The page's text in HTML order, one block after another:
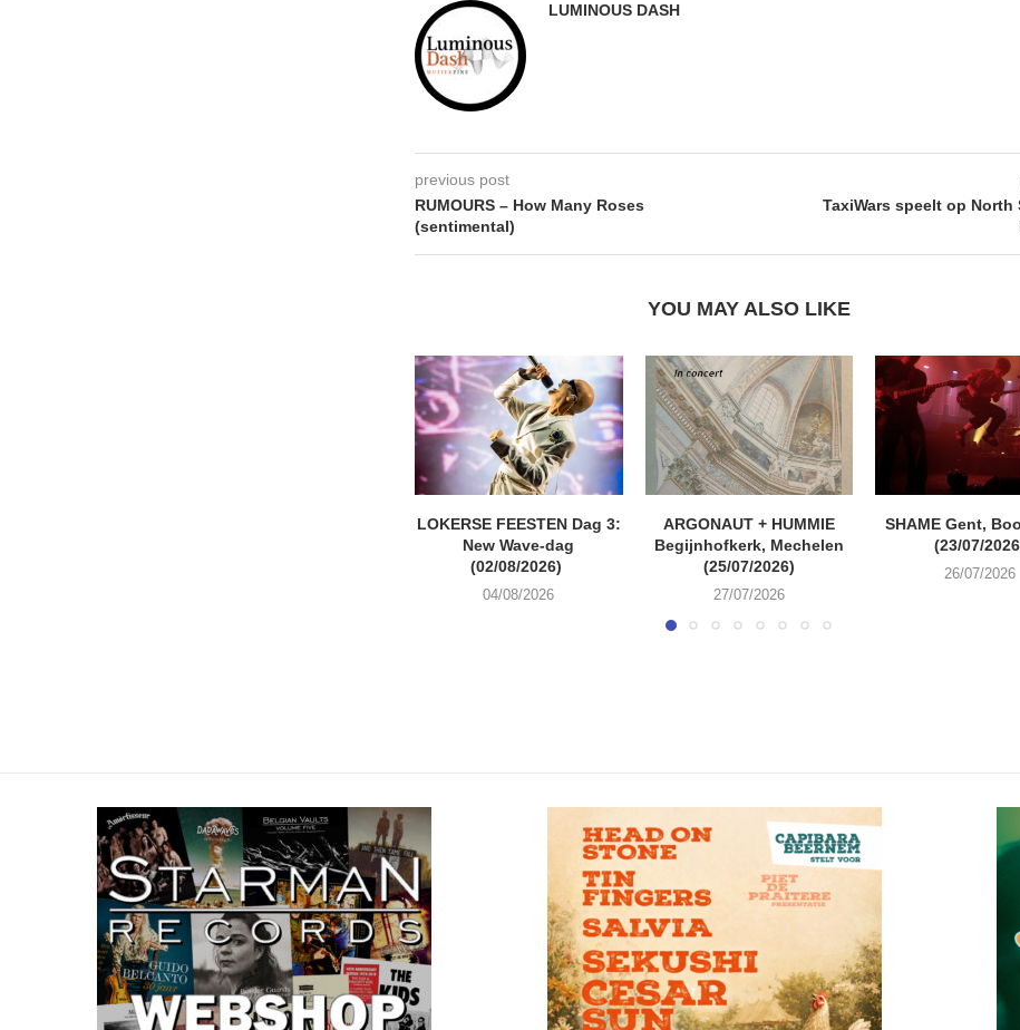
LUMINOUS DASH
previous post
RUMOURS – How Many Roses
(sentimental)
TaxiWars speelt op North
YOU MAY ALSO LIKE
LOKERSE FEESTEN Dag 3:
New Wave-dag
(02/08/2026)
04/08/2026
ARGONAUT + HUMMIE
Begijnhofkerk, Mechelen
(25/07/2026)
27/07/2026
SHAME Gent,
(23/07/
26/07/2026